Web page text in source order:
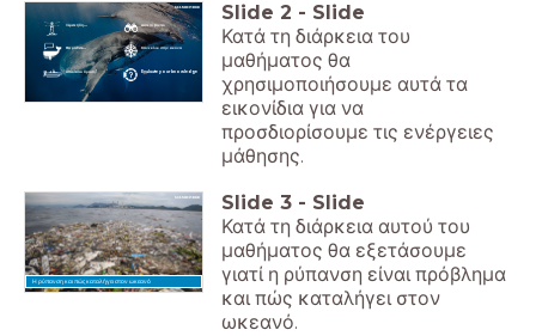
Ξέρετε ήδη...
Θα μάθετε...
Απαιτείται δράση! Evaluate your knowledge
Κάνε κλικ στην εικόνα
Δείτε το βίντεο
Slide 2 - Slide
Κατά τη διάρκεια του
μαθήματος θα
χρησιμοποιήσουμε αυτά τα
εικονίδια για να
προσδιορίσουμε τις ενέργειες
μάθησης.
Η ρύπανση και πώς καταλήγει στον ωκεανό
Slide 3 - Slide
Κατά τη διάρκεια αυτού του
μαθήματος θα εξετάσουμε
γιατί η ρύπανση είναι πρόβλημα
και πώς καταλήγει στον
ωκεανό.